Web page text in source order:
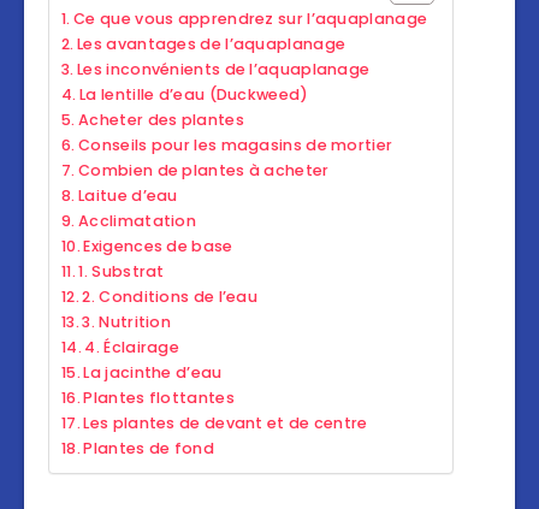
Ce que vous apprendrez sur l’aquaplanage
Les avantages de l’aquaplanage
Les inconvénients de l’aquaplanage
La lentille d’eau (Duckweed)
Acheter des plantes
Conseils pour les magasins de mortier
Combien de plantes à acheter
Laitue d’eau
Acclimatation
Exigences de base
1. Substrat
2. Conditions de l’eau
3. Nutrition
4. Éclairage
La jacinthe d’eau
Plantes flottantes
Les plantes de devant et de centre
Plantes de fond